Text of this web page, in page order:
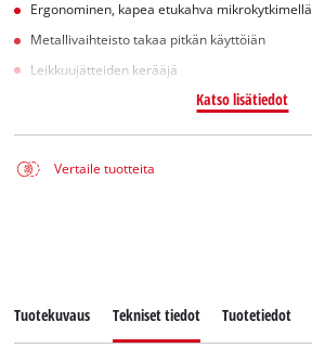
Ergonominen, kapea etukahva mikrokytkimellä
Metallivaihteisto takaa pitkän käyttöiän
Leikkuujätteiden kerääjä
Katso lisätiedot
Vertaile tuotteita
Tuotekuvaus Tekniset tiedot Tuotetiedot